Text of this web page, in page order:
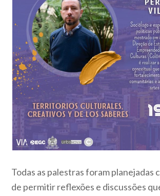
Todas as palestras foram planejadas
de permitir reflexões e discussões